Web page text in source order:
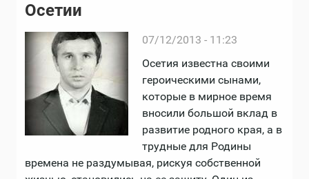
Осетии
07/12/2013 - 11:23
Осетия известна своими
героическими сынами,
которые в мирное время
вносили большой вклад в
развитие родного края, а в
трудные для Родины
времена не раздумывая, рискуя собственной